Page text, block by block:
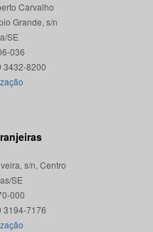
Carvalho
Grande, s/n
SE
036
s/n, Centro
SE
000